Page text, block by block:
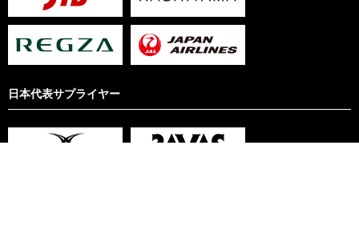
日本代表サプライヤー